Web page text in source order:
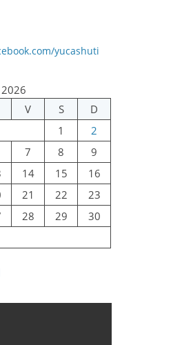
yucashuti
V S
D
1
2
7 8
9
14 15
16
21 22
23
28 29
30